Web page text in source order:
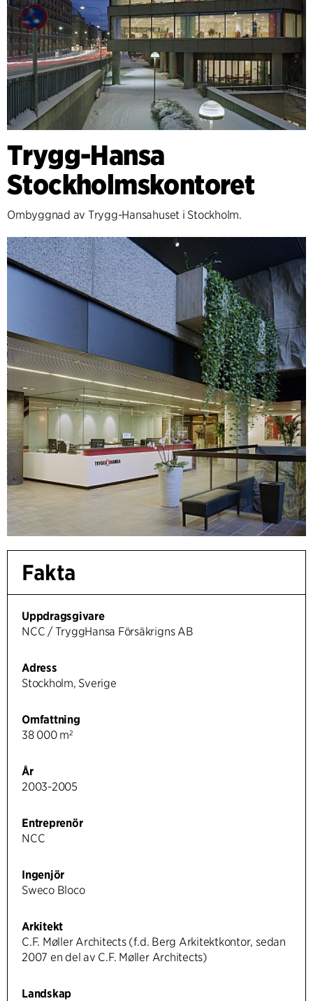
Trygg-Hansa
Stockholmskontoret
Ombyggnad av Trygg-Hansahuset i Stockholm.
Fakta
Uppdragsgivare
NCC / TryggHansa Försäkrigns AB
Adress
Stockholm, Sverige
Omfattning
38 000 m²
År
2003-2005
Entreprenör
NCC
Ingenjör
Sweco Bloco
Arkitekt
C.F. Møller Architects (f.d. Berg Arkitektkontor, sedan
2007 en del av C.F. Møller Architects)
Landskap